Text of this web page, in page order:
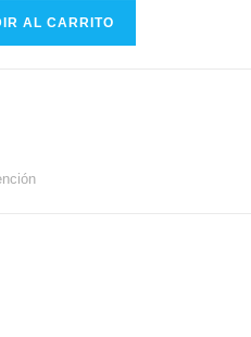
AL CARRITO